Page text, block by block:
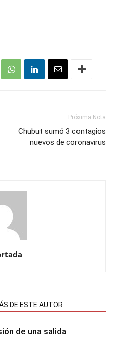
Próxima Nota
Chubut sumó 3 contagios
nuevos de coronavirus
DE ESTE AUTOR
de una salida